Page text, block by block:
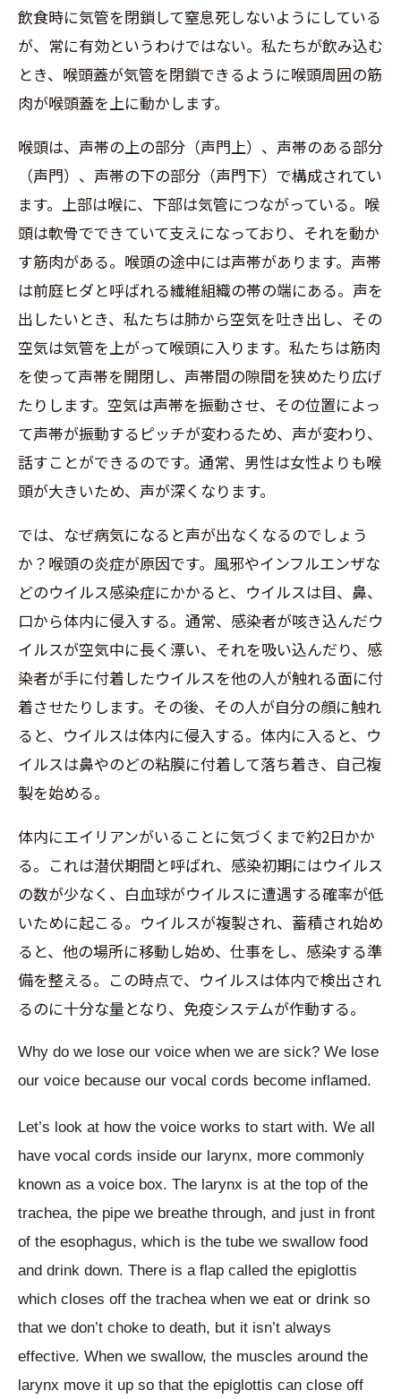
飲食時に気管を閉鎖して窒息死しないようにしている
が、常に有効というわけではない。私たちが飲み込む
とき、喉頭蓋が気管を閉鎖できるように喉頭周囲の筋
肉が喉頭蓋を上に動かします。
喉頭は、声帯の上の部分（声門上）、声帯のある部分
（声門）、声帯の下の部分（声門下）で構成されてい
ます。上部は喉に、下部は気管につながっている。喉
頭は軟骨でできていて支えになっており、それを動か
す筋肉がある。喉頭の途中には声帯があります。声帯
は前庭ヒダと呼ばれる繊維組織の帯の端にある。声を
出したいとき、私たちは肺から空気を吐き出し、その
空気は気管を上がって喉頭に入ります。私たちは筋肉
を使って声帯を開閉し、声帯間の隙間を狭めたり広げ
たりします。空気は声帯を振動させ、その位置によっ
て声帯が振動するピッチが変わるため、声が変わり、
話すことができるのです。通常、男性は女性よりも喉
頭が大きいため、声が深くなります。
では、なぜ病気になると声が出なくなるのでしょう
か？喉頭の炎症が原因です。風邪やインフルエンザな
どのウイルス感染症にかかると、ウイルスは目、鼻、
口から体内に侵入する。通常、感染者が咳き込んだウ
イルスが空気中に長く漂い、それを吸い込んだり、感
染者が手に付着したウイルスを他の人が触れる面に付
着させたりします。その後、その人が自分の顔に触れ
ると、ウイルスは体内に侵入する。体内に入ると、ウ
イルスは鼻やのどの粘膜に付着して落ち着き、自己複
製を始める。
体内にエイリアンがいることに気づくまで約2日かか
る。これは潜伏期間と呼ばれ、感染初期にはウイルス
の数が少なく、白血球がウイルスに遭遇する確率が低
いために起こる。ウイルスが複製され、蓄積され始め
ると、他の場所に移動し始め、仕事をし、感染する準
備を整える。この時点で、ウイルスは体内で検出され
るのに十分な量となり、免疫システムが作動する。
Why do we lose our voice when we are sick? We lose
our voice because our vocal cords become inflamed.
Let’s look at how the voice works to start with. We all
have vocal cords inside our larynx, more commonly
known as a voice box. The larynx is at the top of the
trachea, the pipe we breathe through, and just in front
of the esophagus, which is the tube we swallow food
and drink down. There is a flap called the epiglottis
which closes off the trachea when we eat or drink so
that we don’t choke to death, but it isn’t always
effective. When we swallow, the muscles around the
larynx move it up so that the epiglottis can close off